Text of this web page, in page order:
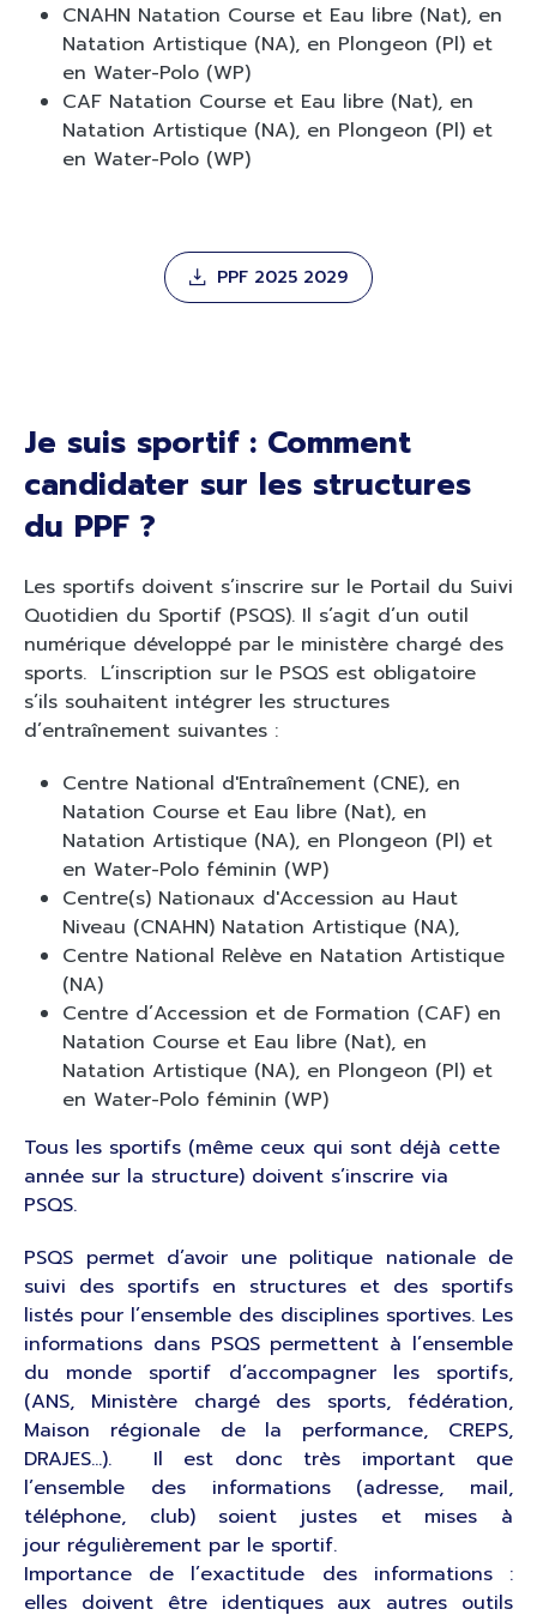
CNAHN Natation Course et Eau libre (Nat), en
Natation Artistique (NA), en Plongeon (Pl) et
en Water-Polo (WP)
CAF Natation Course et Eau libre (Nat), en
Natation Artistique (NA), en Plongeon (Pl) et
en Water-Polo (WP)
PPF 2025 2029
Je suis sportif : Comment
candidater sur les structures
du PPF ?
Les sportifs doivent s’inscrire sur le Portail du Suivi
Quotidien du Sportif (PSQS). Il s’agit d’un outil
numérique développé par le ministère chargé des
sports. L’inscription sur le PSQS est obligatoire
s’ils souhaitent intégrer les structures
d’entraînement suivantes :
Centre National d'Entraînement (CNE), en
Natation Course et Eau libre (Nat), en
Natation Artistique (NA), en Plongeon (Pl) et
en Water-Polo féminin (WP)
Centre(s) Nationaux d'Accession au Haut
Niveau (CNAHN) Natation Artistique (NA),
Centre National Relève en Natation Artistique
(NA)
Centre d’Accession et de Formation (CAF) en
Natation Course et Eau libre (Nat), en
Natation Artistique (NA), en Plongeon (Pl) et
en Water-Polo féminin (WP)
Tous les sportifs (même ceux qui sont déjà cette
année sur la structure) doivent s’inscrire via
PSQS.
PSQS permet d’avoir une politique nationale de
suivi des sportifs en structures et des sportifs
listés pour l’ensemble des disciplines sportives. Les
informations dans PSQS permettent à l’ensemble
du monde sportif d’accompagner les sportifs,
(ANS, Ministère chargé des sports, fédération,
Maison régionale de la performance, CREPS,
DRAJES…). Il est donc très important que
l’ensemble des informations (adresse, mail,
téléphone, club) soient justes et mises à
jour régulièrement par le sportif.
Importance de l’exactitude des informations :
elles doivent être identiques aux autres outils